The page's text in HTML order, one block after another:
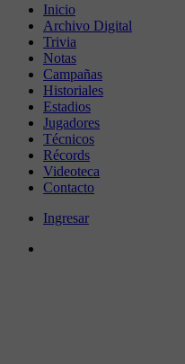
Inicio
Archivo Digital
Trivia
Notas
Campañas
Historiales
Estadios
Jugadores
Técnicos
Récords
Videoteca
Contacto
Ingresar